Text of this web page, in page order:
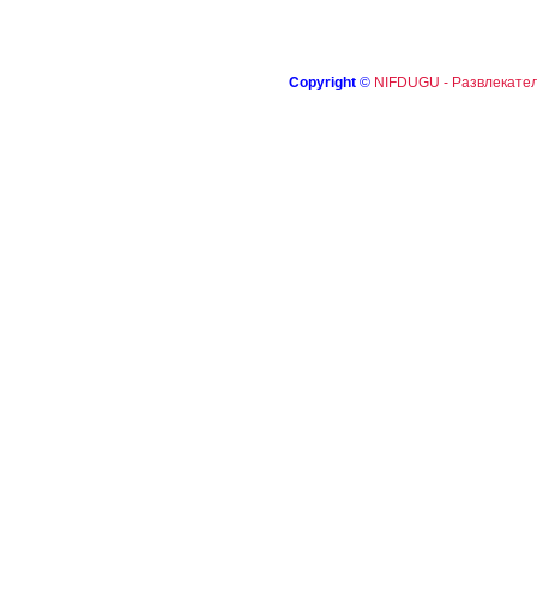
Copyright © NIFDUGU -